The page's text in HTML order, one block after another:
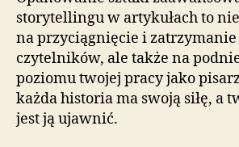
storytellingu w artykułach to
na przyciągnięcie i
czytelników, ale także na
poziomu twojej pracy jako
każda historia ma swoją siłę, a
jest ją ujawnić.